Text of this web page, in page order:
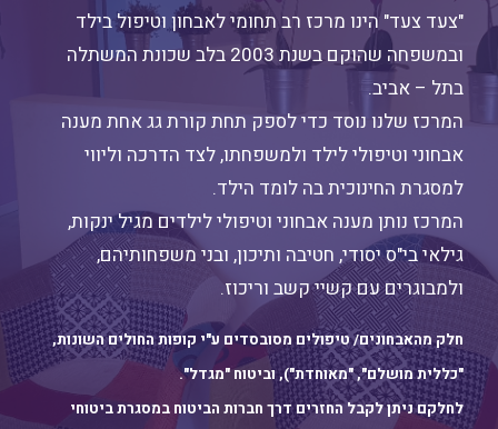
"צעד צעד" הינו מרכז רב תחומי לאבחון וטיפול בילד
ובמשפחה ש
הוקם בשנת 2003 בלב שכונת המשתלה
בתל – אביב.
המרכז שלנו נוסד כדי לספק תחת קורת גג אחת מענה
אבחוני וטיפולי לילד ולמשפחתו, לצד הדרכה וליווי
למסגרת החינוכית בה לומד הילד.
המרכז נותן מענה אבחוני וטיפולי לילדים מגיל ינקות,
גילאי בי"ס יסודי, חטיבה ותיכון, ובני משפחותיהם,
ולמבוגרים עם קשיי קשב וריכוז.
חלק מהאבחונים/ טיפולים מסובסדים ע"י קופות החולים השונות,
"כללית מושלם", "מאוחדת"), וביטוח "מגדל".
לחלקם ניתן לקבל החזרים דרך חברות הביטוח במסגרת ביטוחי